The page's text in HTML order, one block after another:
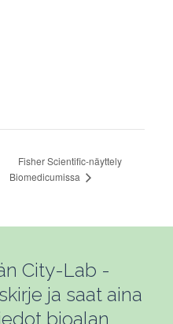
Fisher Scientific-näyttely
Biomedicumissa
City-Lab -
ja saat aina
bioalan